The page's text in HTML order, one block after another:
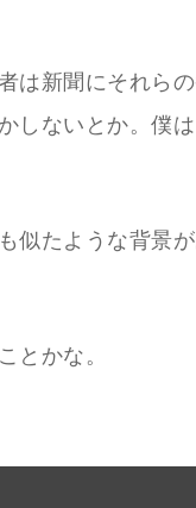
は新聞にそれら
しないとか。僕
似たような背景
とかな。